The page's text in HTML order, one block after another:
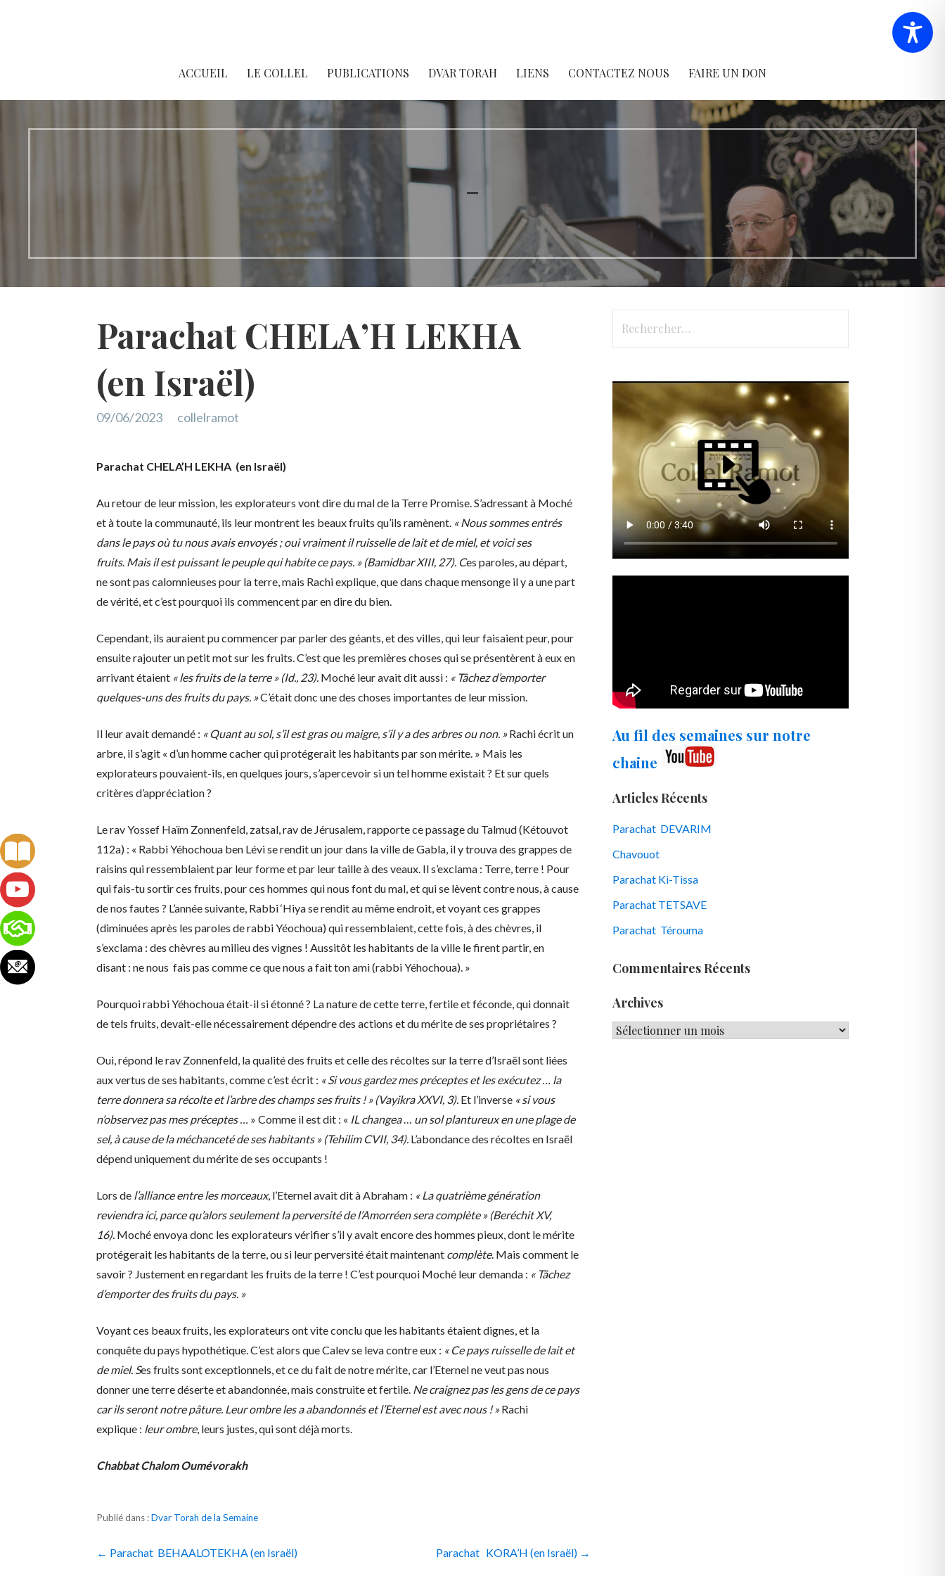
ACCUEIL LE COLLEL PUBLICATIONS DVAR TORAH LIENS CONTACTEZ NOUS FAIRE UN DON
–
Parachat CHELA’H LEKHA
(en Israël)
09/06/2023 collelramot
Parachat CHELA’H LEKHA (en Israël)
Au retour de leur mission, les explorateurs vont dire du mal de la Terre Promise. S’adressant à Moché
et à toute la communauté, ils leur montrent les beaux fruits qu’ils ramènent. « Nous sommes entrés
dans le pays où tu nous avais envoyés ; oui vraiment il ruisselle de lait et de miel, et voici ses
fruits. Mais il est puissant le peuple qui habite ce pays. » (Bamidbar XIII, 27). Ces paroles, au départ,
ne sont pas calomnieuses pour la terre, mais Rachi explique, que dans chaque mensonge il y a une part
de vérité, et c’est pourquoi ils commencent par en dire du bien.
Cependant, ils auraient pu commencer par parler des géants, et des villes, qui leur faisaient peur, pour
ensuite rajouter un petit mot sur les fruits. C’est que les premières choses qui se présentèrent à eux en
arrivant étaient « les fruits de la terre » (Id., 23). Moché leur avait dit aussi : « Tâchez d’emporter
quelques-uns des fruits du pays. »C’était donc une des choses importantes de leur mission.
Il leur avait demandé : « Quant au sol, s’il est gras ou maigre, s’il y a des arbres ou non. »Rachi écrit un
arbre, il s’agit « d’un homme cacher qui protégerait les habitants par son mérite. » Mais les
explorateurs pouvaient-ils, en quelques jours, s’apercevoir si un tel homme existait ? Et sur quels
critères d’appréciation ?
Le rav Yossef Haïm Zonnenfeld, zatsal, rav de Jérusalem, rapporte ce passage du Talmud (Kétouvot
112a) : « Rabbi Yéhochoua ben Lévi se rendit un jour dans la ville de Gabla, il y trouva des grappes de
raisins qui ressemblaient par leur forme et par leur taille à des veaux. Il s’exclama : Terre, terre ! Pour
qui fais-tu sortir ces fruits, pour ces hommes qui nous font du mal, et qui se lèvent contre nous, à cause
de nos fautes ? L’année suivante, Rabbi ‘Hiya se rendit au même endroit, et voyant ces grappes
(diminuées après les paroles de rabbi Yéochoua) qui ressemblaient, cette fois, à des chèvres, il
s’exclama : des chèvres au milieu des vignes ! Aussitôt les habitants de la ville le firent partir, en
disant : ne nous fais pas comme ce que nous a fait ton ami (rabbi Yéhochoua). »
Pourquoi rabbi Yéhochoua était-il si étonné ? La nature de cette terre, fertile et féconde, qui donnait
de tels fruits, devait-elle nécessairement dépendre des actions et du mérite de ses propriétaires ?
Oui, répond le rav Zonnenfeld, la qualité des fruits et celle des récoltes sur la terre d’Israël sont liées
aux vertus de ses habitants, comme c’est écrit : « Si vous gardez mes préceptes et les exécutez … la
terre donnera sa récolte et l’arbre des champs ses fruits ! » (Vayikra XXVI, 3). Et l’inverse « si vous
n’observez pas mes préceptes … » Comme il est dit : « IL changea… un sol plantureux en une plage de
sel, à cause de la méchanceté de ses habitants » (Tehilim CVII, 34). L’abondance des récoltes en Israël
dépend uniquement du mérite de ses occupants !
Lors de l’alliance entre les morceaux, l’Eternel avait dit à Abraham : « La quatrième génération
reviendra ici, parce qu’alors seulement la perversité de l’Amorréen sera complète » (Beréchit XV,
16). Moché envoya donc les explorateurs vérifier s’il y avait encore des hommes pieux, dont le mérite
protégerait les habitants de la terre, ou si leur perversité était maintenant complète. Mais comment le
savoir ? Justement en regardant les fruits de la terre ! C’est pourquoi Moché leur demanda : « Tâchez
d’emporter des fruits du pays. »
Voyant ces beaux fruits, les explorateurs ont vite conclu que les habitants étaient dignes, et la
conquête du pays hypothétique. C’est alors que Calev se leva contre eux : « Ce pays ruisselle de lait et
de miel. Ses fruits sont exceptionnels, et ce du fait de notre mérite, car l’Eternel ne veut pas nous
donner une terre déserte et abandonnée, mais construite et fertile. Ne craignez pas les gens de ce pays
car ils seront notre pâture. Leur ombre les a abandonnés et l’Eternel est avec nous ! »Rachi
explique : leur ombre, leurs justes, qui sont déjà morts.
Chabbat Chalom Oumévorakh
Publié dans :Dvar Torah de la Semaine
Navigation
← Parachat BEHAALOTEKHA (en Israël) Parachat KORA’H (en Israël) →
Au fil des semaines sur notre
chaine
Articles Récents
Parachat DEVARIM
Chavouot
Parachat Ki-Tissa
Parachat TETSAVE
Parachat Térouma
Commentaires Récents
Archives
Archives